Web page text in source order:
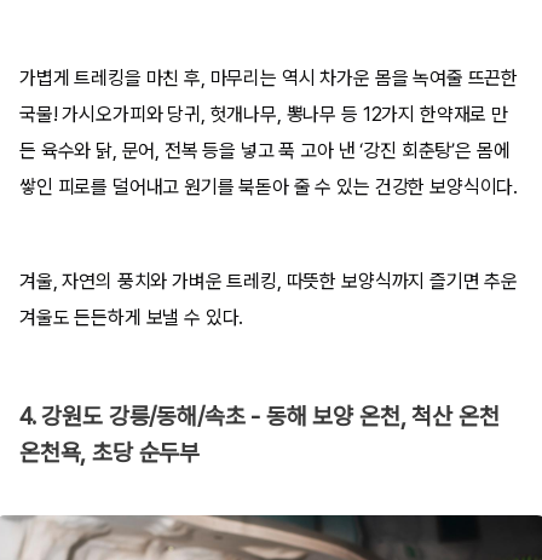
가볍게 트레킹을 마친 후, 마무리는 역시 차가운 몸을 녹여줄 뜨끈한
국물! 가시오가피와 당귀, 헛개나무, 뽕나무 등 12가지 한약재로 만
든 육수와 닭, 문어, 전복 등을 넣고 푹 고아 낸 ‘강진 회춘탕’은 몸에
쌓인 피로를 덜어내고 원기를 북돋아 줄 수 있는 건강한 보양식이다.
겨울, 자연의 풍치와 가벼운 트레킹, 따뜻한 보양식까지 즐기면 추운
겨울도 든든하게 보낼 수 있다.
4. 강원도 강릉/동해/속초 - 동해 보양 온천, 척산 온천
온천욕, 초당 순두부